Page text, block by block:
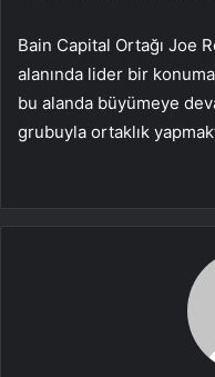
Bain Capital Ortağı Joe
alanında lider bir
bu alanda büyümeye
grubuyla ortaklık